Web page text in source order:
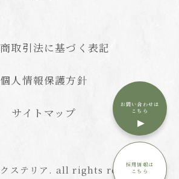
お問い合わせは
こちら
採用情報は
こちら
取引法に基づく表記
個人情報保護方針
サイトマップ
クステリア. all rights reserved.